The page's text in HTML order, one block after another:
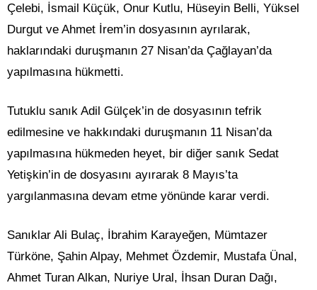
Çelebi, İsmail Küçük, Onur Kutlu, Hüseyin Belli, Yüksel
Durgut ve Ahmet İrem’in dosyasının ayrılarak,
haklarındaki duruşmanın 27 Nisan’da Çağlayan’da
yapılmasına hükmetti.
Tutuklu sanık Adil Gülçek’in de dosyasının tefrik
edilmesine ve hakkındaki duruşmanın 11 Nisan’da
yapılmasına hükmeden heyet, bir diğer sanık Sedat
Yetişkin’in de dosyasını ayırarak 8 Mayıs’ta
yargılanmasına devam etme yönünde karar verdi.
Sanıklar Ali Bulaç, İbrahim Karayeğen, Mümtazer
Türköne, Şahin Alpay, Mehmet Özdemir, Mustafa Ünal,
Ahmet Turan Alkan, Nuriye Ural, İhsan Duran Dağı,